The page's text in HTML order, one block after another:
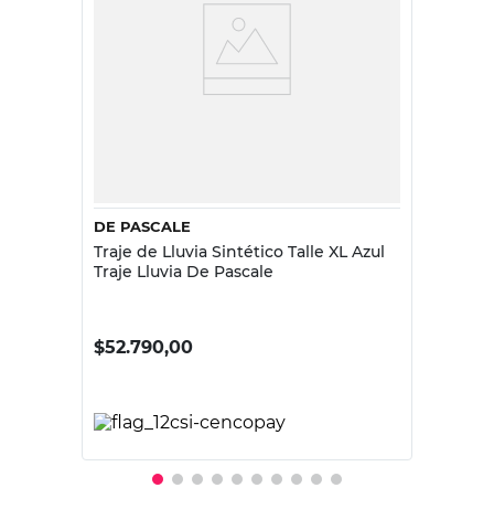
DE PASCALE
Traje de Lluvia Sintético Talle XL Azul
Traje Lluvia De Pascale
$52.790,00